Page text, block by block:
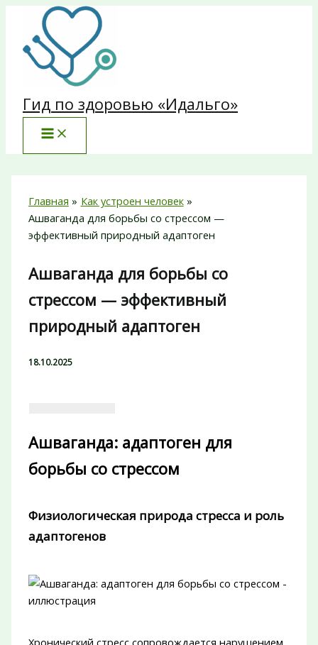
Перейти
содержимому
Гид по здоровью «Идальго»
Главная
Как устроен человек
Ашваганда для борьбы со стрессом —
эффективный природный адаптоген
Ашваганда для борьбы со
стрессом — эффективный
природный адаптоген
18.10.2025
Ашваганда: адаптоген для
борьбы со стрессом
Физиологическая природа стресса и роль
адаптогенов